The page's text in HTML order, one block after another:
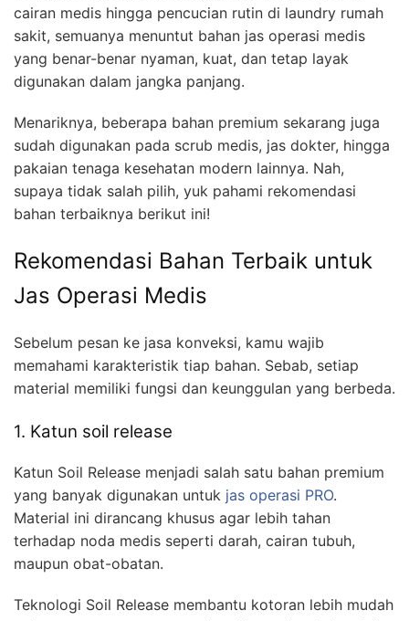
cairan medis hingga pencucian rutin di laundry rumah
sakit, semuanya menuntut bahan jas operasi medis
yang benar-benar nyaman, kuat, dan tetap layak
digunakan dalam jangka panjang.
Menariknya, beberapa bahan premium sekarang juga
sudah digunakan pada scrub medis, jas dokter, hingga
pakaian tenaga kesehatan modern lainnya. Nah,
supaya tidak salah pilih, yuk pahami rekomendasi
bahan terbaiknya berikut ini!
Rekomendasi Bahan Terbaik untuk
Jas Operasi Medis
Sebelum pesan ke jasa konveksi, kamu wajib
memahami karakteristik tiap bahan. Sebab, setiap
material memiliki fungsi dan keunggulan yang berbeda.
1. Katun soil release
Katun Soil Release menjadi salah satu bahan premium
yang banyak digunakan untuk jas operasi PRO.
Material ini dirancang khusus agar lebih tahan
terhadap noda medis seperti darah, cairan tubuh,
maupun obat-obatan.
Teknologi Soil Release membantu kotoran lebih mudah